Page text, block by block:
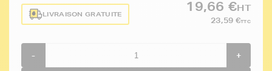
LIVRAISON GRATUITE
19,66 €HT
23,59 €TTC
- +